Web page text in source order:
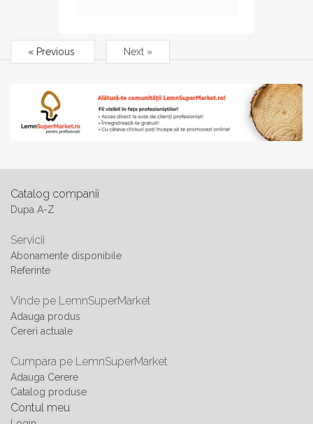
« Previous Next »
Catalog companii
Dupa A-Z
Servicii
Abonamente disponibile
Referinte
Vinde pe LemnSuperMarket
Adauga produs
Cereri actuale
Cumpara pe LemnSuperMarket
Adauga Cerere
Catalog produse
Contul meu